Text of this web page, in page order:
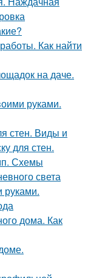
Как найти
на даче.
руками.
стен. Виды и
для стен.
Схемы
света
руками.
дома. Как